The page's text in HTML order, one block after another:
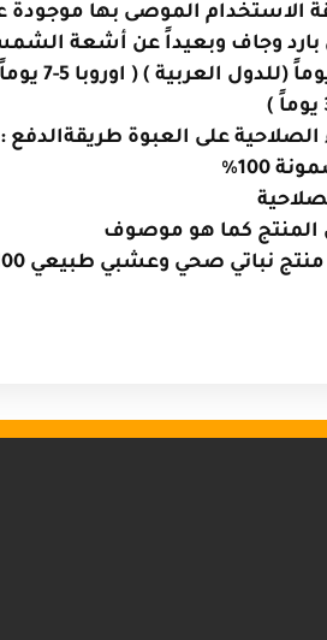
الاستخدام الموصى بها موجودة
بارد وجاف وبعيداً عن أشعة
8-10
الصلاحية على العبوة طريقةالدفع
100%
المنتج كما هو موصوف
نباتي صحي وعشبي طبيعي 100